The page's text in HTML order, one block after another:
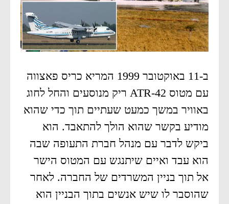
ב-11 באוקטובר 1999 המריא כריס פאצווה
עם מטוס ATR-42 ריק מנוסעים והחל לחוג
באוויר במשך כמעט שעתיים תוך כדי שהוא
מודיע בקשר שהוא הולך להתאבד. הוא
ביקש לדבר עם מנהל חברת התעופה שבה
הוא עבד ואיים שיתנגש עם המטוס הישר
אל תוך בניין המשרדים של החברה. לאחר
שהוסבר לו שיש אנשים בתוך הבניין הוא